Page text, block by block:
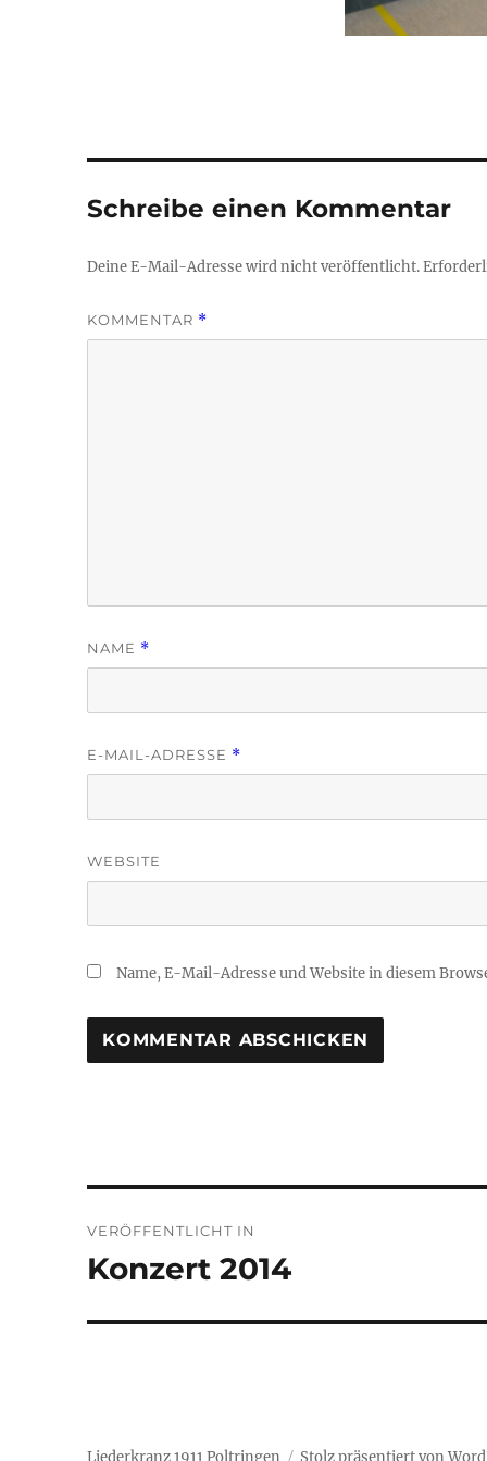
Schreibe einen Kommentar
Deine E-Mail-Adresse wird nicht veröffentlicht.
KOMMENTAR *
NAME *
E-MAIL-ADRESSE *
WEBSITE
Name, E-Mail-Adresse und Website in diesem
VERÖFFENTLICHT IN
Konzert 2014
Liederkranz 1911 Poltringen Stolz präsentiert von